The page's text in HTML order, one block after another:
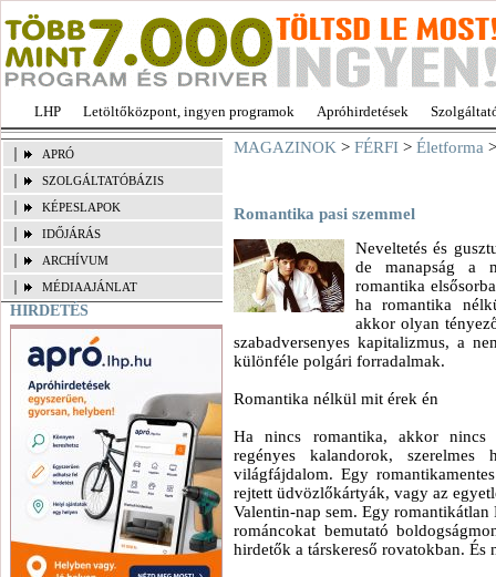
LHP Letöltőközpont, ingyen programok Apróhirdetések
APRÓ
SZOLGÁLTATÓBÁZIS
KÉPESLAPOK
IDŐJÁRÁS
ARCHÍVUM
MÉDIAAJÁNLAT
HIRDETÉS
MAGAZINOK > FÉRFI > Életforma
Romantika pasi szemmel
Neveltetés és
de manapság a
romantika
ha romantika
akkor olyan
szabadversenyes kapitalizmus, a
különféle polgári forradalmak.
Romantika nélkül mit érek én
Ha nincs romantika, akkor nincs
regényes kalandorok,
világfájdalom. Egy
rejtett üdvözlőkártyák, vagy az
Valentin-nap sem. Egy
románcokat bemutató
hirdetők a társkereső rovatokban. És